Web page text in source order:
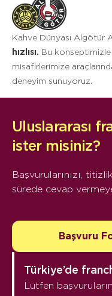
Kahve Dünyası Algötür
hızlısı. Bu
misafirlerimize
deneyim sunuyoruz.
Uluslararası
ister misiniz?
Başvurularınızı,
sürede cevap
Başvuru
Türkiye’de
Lütfen